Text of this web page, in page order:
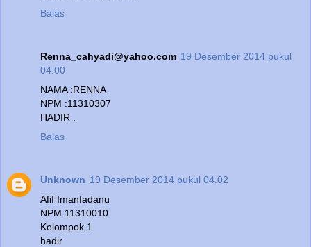
Balas
Renna_cahyadi@yahoo.com 19 Desember 2014 pukul
04.00
NAMA :RENNA
NPM :11310307
HADIR .
Balas
Unknown 19 Desember 2014 pukul 04.02
Afif Imanfadanu
NPM 11310010
Kelompok 1
hadir